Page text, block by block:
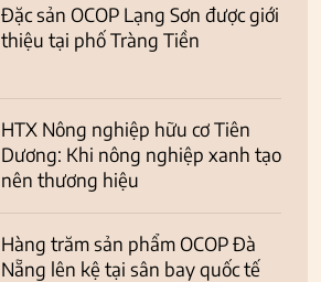
Đặc sản OCOP Lạng Sơn được giới
thiệu tại phố Tràng Tiền
HTX Nông nghiệp hữu cơ Tiên
Dương: Khi nông nghiệp xanh tạo
nên thương hiệu
Hàng trăm sản phẩm OCOP Đà
Nẵng lên kệ tại sân bay quốc tế